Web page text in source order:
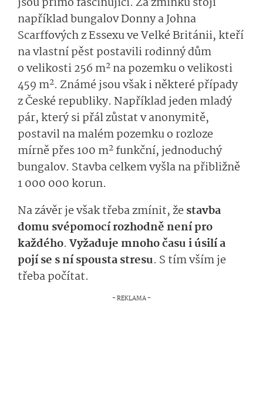
například bungalov Donny a Johna
Scarffových z Essexu ve Velké Británii, kteří
na vlastní pěst postavili rodinný dům
o velikosti 256 m2 na pozemku o velikosti
459 m2. Známé jsou však i některé případy
z České republiky. Například jeden mladý
pár, který si přál zůstat v anonymitě,
postavil na malém pozemku o rozloze
mírně přes 100 m2 funkční, jednoduchý
bungalov. Stavba celkem vyšla na přibližně
1 000 000 korun.
Na závěr je však třeba zmínit, žestavba
domu svépomocí rozhodně není pro
každého. Vyžaduje mnoho času i úsilí a
pojí se s ní spousta stresu. S tím vším je
třeba počítat.